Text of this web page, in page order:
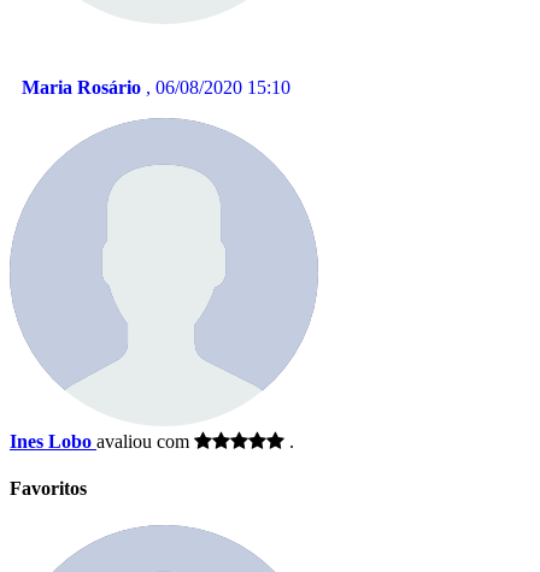
Maria Rosário , 06/08/2020 15:10
Ines Lobo avaliou com .
Favoritos